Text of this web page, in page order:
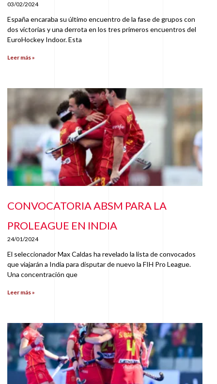
03/02/2024
España encaraba su último encuentro de la fase de grupos con
dos victorias y una derrota en los tres primeros encuentros del
EuroHockey Indoor. Esta
Leer más »
CONVOCATORIA ABSM PARA LA
PROLEAGUE EN INDIA
24/01/2024
El seleccionador Max Caldas ha revelado la lista de convocados
que viajarán a India para disputar de nuevo la FIH Pro League.
Una concentración que
Leer más »